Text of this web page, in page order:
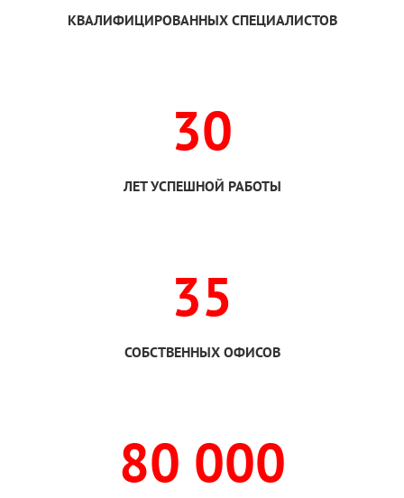
КВАЛИФИЦИРОВАННЫХ СПЕЦИАЛИСТОВ
30
ЛЕТ УСПЕШНОЙ РАБОТЫ
35
СОБСТВЕННЫХ ОФИСОВ
80 000